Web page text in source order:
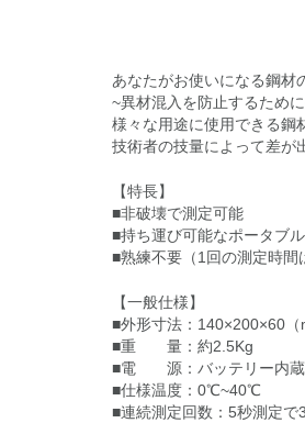
あなたがお使いになる鋼材
~異材混入を防止するため
様々な用途に使用できる鋼
技術者の技量によって差が
【特長】
■非破壊で測定可能
■持ち運び可能なポータブル
■熟練不要（1回の測定時間
【一般仕様】
■外形寸法：140×200×60（
■重 量：約2.5Kg
■電 源：バッテリー内蔵
■仕様温度：0℃~40℃
■連続測定回数：5秒測定で